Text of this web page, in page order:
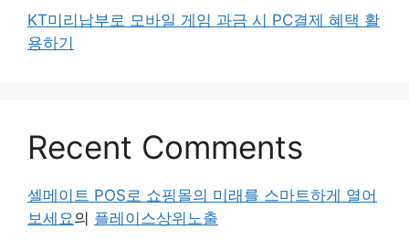
KT미리납부로 모바일 게임 과금 시 PC결제 혜택 활
용하기
Recent Comments
셀메이트 POS로 쇼핑몰의 미래를 스마트하게 열어
보세요의 플레이스상위노출